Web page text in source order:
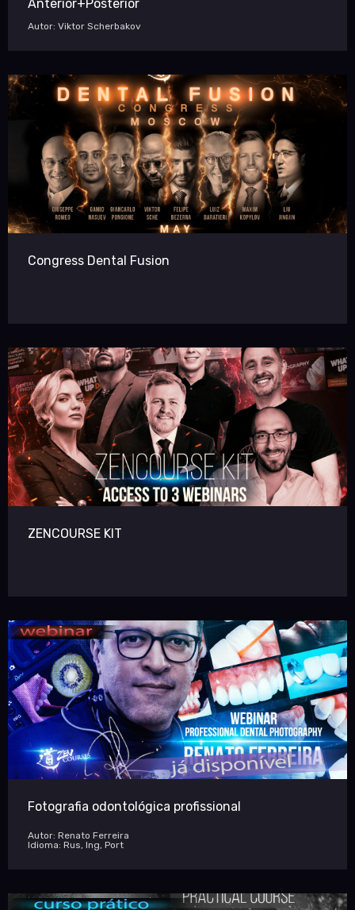
Anterior+Posterior
Autor: Viktor Scherbakov
Congress Dental Fusion
ZENCOURSE KIT
Fotografia odontológica profissional
Autor: Renato Ferreira
Idioma: Rus, Ing, Port